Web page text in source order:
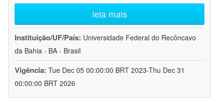
leia mais
Instituição/UF/País: Universidade Federal do Recôncavo
da Bahia - BA - Brasil
Vigência: Tue Dec 05 00:00:00 BRT 2023-Thu Dec 31
00:00:00 BRT 2026